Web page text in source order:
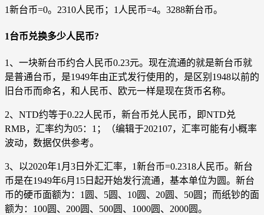
1新台币=0。2310人民币；1人民币=4。3288新台币。
1台币兑换多少人民币?
1、一块新台币约合人民币0.23元。现在流通的就是新台币就
是普通台币，是1949年由正式发行使用的，是区别1948以前的
旧台币而命名，和人民币、欧元一样是现在货币名称。
2、NTD约等于0.22人民币，新台币兑人民币，即NTD兑
RMB，汇率约为05：1；（编辑于202107，汇率可能有小概率
波动，数据仅供参考。
3、以2020年1月3日外汇汇率，1新台币=0.2318人民币。新台
币是在1949年6月15日起开始发行流通，基本单位为圆。新台
币的硬币面额为：1圆、5圆、10圆、20圆、50圆；而纸钞的面
额为：100圆、200圆、500圆、1000圆、2000圆。